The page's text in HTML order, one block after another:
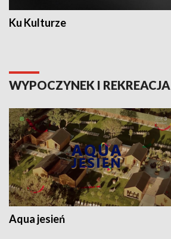
Ku Kulturze
WYPOCZYNEK I REKREACJA
Aqua jesień